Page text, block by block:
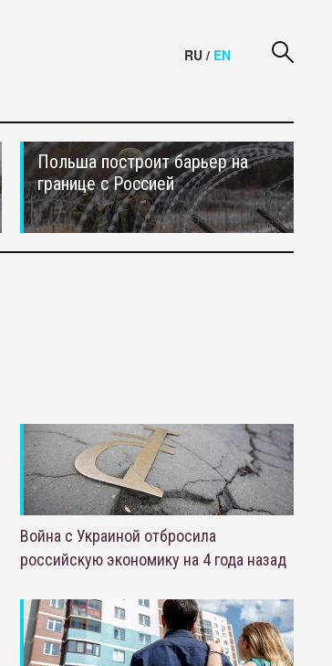
RU / EN
Польша построит барьер на
границе с Россией
Война с Украиной отбросила
российскую экономику на 4 года назад